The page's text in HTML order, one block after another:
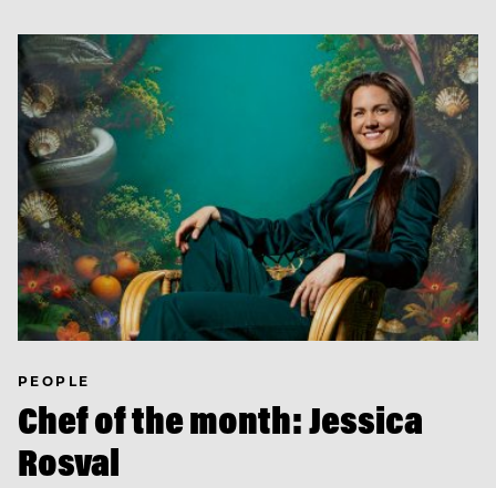
PEOPLE
Chef of the month: Jessica
Rosval